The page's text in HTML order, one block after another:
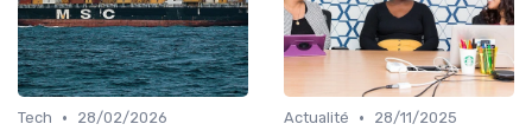
Tech •
28/02/2026
Actualité •
28/11/2025